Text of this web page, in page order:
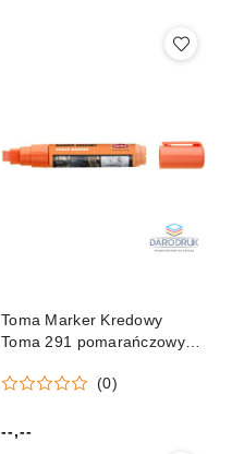
Toma Marker Kredowy
Toma 291 pomarańczowy
(0)
Cena:
--,--